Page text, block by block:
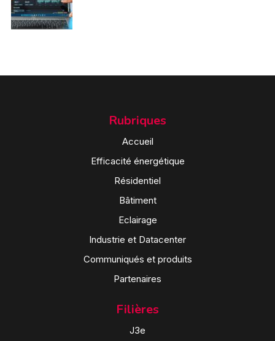
Rubriques
Accueil
Efficacité énergétique
Résidentiel
Bâtiment
Eclairage
Industrie et Datacenter
Communiqués et produits
Partenaires
Filières
J3e